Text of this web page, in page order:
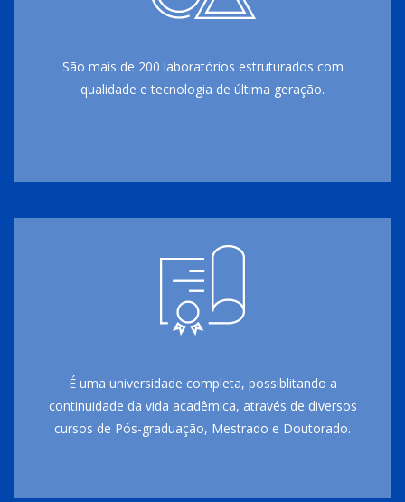
São mais de 200 laboratórios estruturados com
qualidade e tecnologia de última geração.
É uma universidade completa, possiblitando a
continuidade da vida acadêmica, através de diversos
cursos de Pós-graduação, Mestrado e Doutorado.